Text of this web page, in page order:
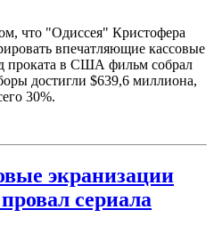
что "Одиссея" Кристофера
впечатляющие кассовые
проката в США фильм собрал
достигли $639,6 миллиона,
30%.
экранизации
сериала